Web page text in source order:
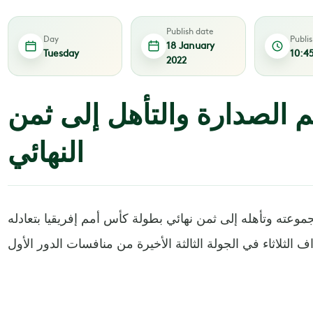
Day
Tuesday
Publish date
18 January
2022
الصدارة والتأهل إلى ثمن
النهائي
وتأهله إلى ثمن نهائي بطولة كأس أمم إفريقيا بتعادله